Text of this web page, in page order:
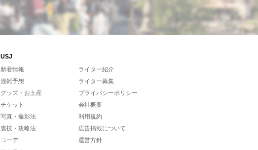
USJ
新着情報
混雑予想
グッズ・お土産
チケット
写真・撮影法
裏技・攻略法
コーデ
ライター紹介
ライター募集
プライバシーポリシー
会社概要
利用規約
広告掲載について
運営方針